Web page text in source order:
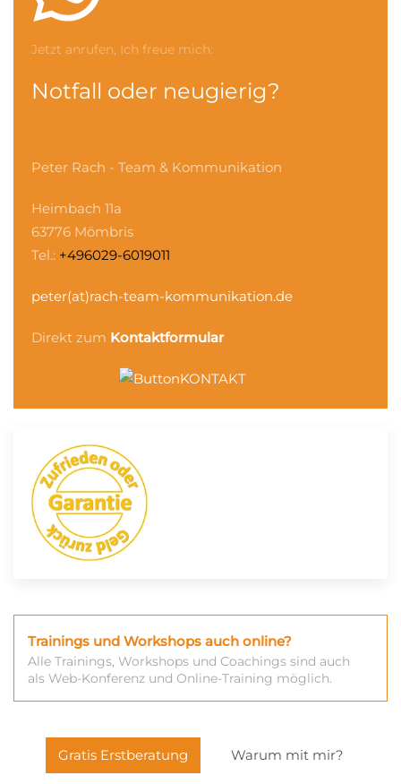
Jetzt anrufen, Ich freue mich:
Notfall oder neugierig?
Peter Rach - Team & Kommunikation
Heimbach 11a
63776 Mömbris
Tel.: +496029-6019011
peter(at)rach-team-kommunikation.de
Direkt zum Kontaktformular
Trainings und Workshops auch online?
Alle Trainings, Workshops und Coachings sind auch
als Web-Konferenz und Online-Training möglich.
Gratis Erstberatung Warum mit mir?